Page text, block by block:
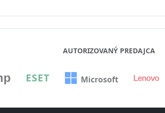
AUTORIZOVANÝ PREDAJCA
ESET Microsoft Lenovo